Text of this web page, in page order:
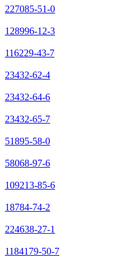
227085-51-0
128996-12-3
116229-43-7
23432-62-4
23432-64-6
23432-65-7
51895-58-0
58068-97-6
109213-85-6
18784-74-2
224638-27-1
1184179-50-7